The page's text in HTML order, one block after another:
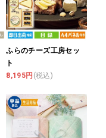
ふらのチーズ工房セッ
ト
8,195円 (税込)